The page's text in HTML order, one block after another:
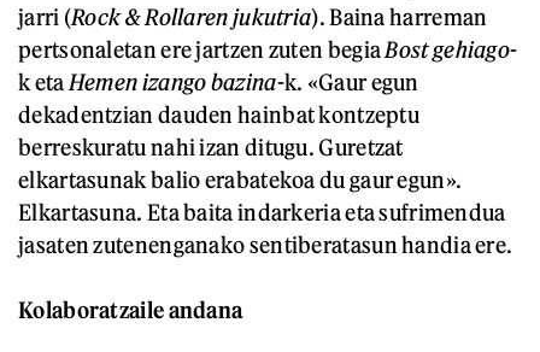
jarri (Rock & Rollaren jukutria). Baina harreman
pertsonaletan ere jartzen zuten begiaBost gehiago-
k eta Hemen izango bazina-k. «Gaur egun
dekadentzian dauden hainbat kontzeptu
berreskuratu nahi izan ditugu. Guretzat
elkartasunak balio erabatekoa du gaur egun».
Elkartasuna. Eta baita indarkeria eta sufrimendua
jasaten zutenenganako sentiberatasun handia ere.
Kolaboratzaile andana